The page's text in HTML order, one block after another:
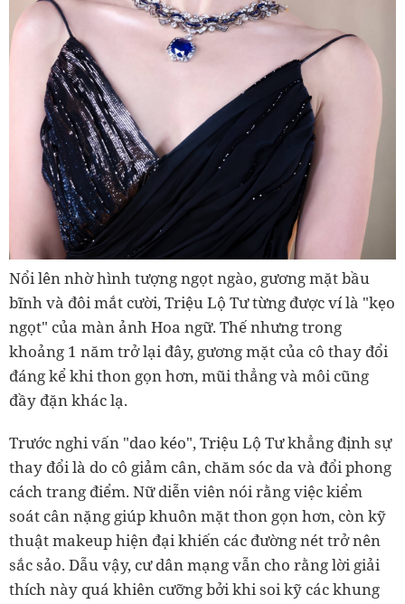
Nổi lên nhờ hình tượng ngọt ngào, gương mặt bầu
bĩnh và đôi mắt cười, Triệu Lộ Tư từng được ví là "kẹo
ngọt" của màn ảnh Hoa ngữ. Thế nhưng trong
khoảng 1 năm trở lại đây, gương mặt của cô thay đổi
đáng kể khi thon gọn hơn, mũi thẳng và môi cũng
đầy đặn khác lạ.
Trước nghi vấn "dao kéo", Triệu Lộ Tư khẳng định sự
thay đổi là do cô giảm cân, chăm sóc da và đổi phong
cách trang điểm. Nữ diễn viên nói rằng việc kiểm
soát cân nặng giúp khuôn mặt thon gọn hơn, còn kỹ
thuật makeup hiện đại khiến các đường nét trở nên
sắc sảo. Dẫu vậy, cư dân mạng vẫn cho rằng lời giải
thích này quá khiên cưỡng bởi khi soi kỹ các khung